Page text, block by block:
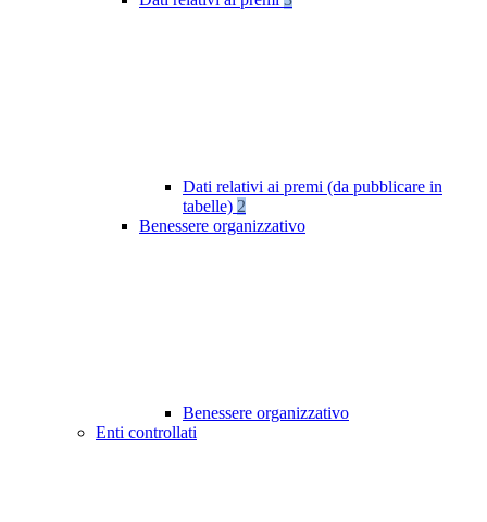
Dati relativi ai premi (da pubblicare in
tabelle) 2
Benessere organizzativo
Benessere organizzativo
Enti controllati